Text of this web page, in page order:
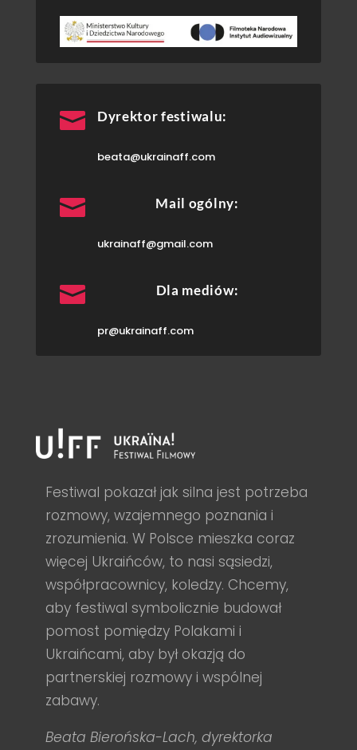
 Dyrektor festiwalu:
beata@ukrainaff.com
 Mail ogólny:
ukrainaff@gmail.com
 Dla mediów:
pr@ukrainaff.com
Festiwal pokazał jak silna jest potrzeba
rozmowy, wzajemnego poznania i
zrozumienia. W Polsce mieszka coraz
więcej Ukraińców, to nasi sąsiedzi,
współpracownicy, koledzy. Chcemy,
aby festiwal symbolicznie budował
pomost pomiędzy Polakami i
Ukraińcami, aby był okazją do
partnerskiej rozmowy i wspólnej
zabawy.
Beata Bierońska-Lach, dyrektorka